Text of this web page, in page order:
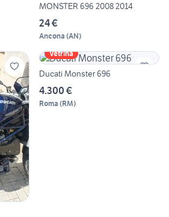
MONSTER 696 2008 2014
24 €
Ancona (AN)
Vetrina
Ducati Monster 696
4.300 €
Roma (RM)